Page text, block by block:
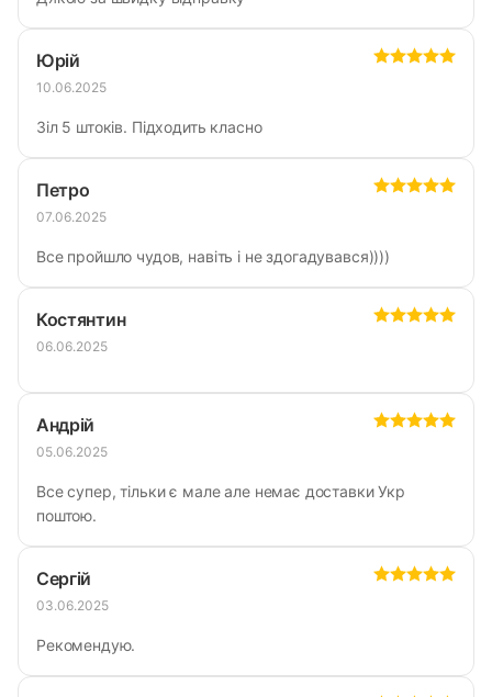
Юрій
10.06.2025
Зіл 5 штоків. Підходить класно
Петро
07.06.2025
Все пройшло чудов, навіть і не здогадувався))))
Костянтин
06.06.2025
Андрій
05.06.2025
Все супер, тільки є мале але немає доставки Укр
поштою.
Сергій
03.06.2025
Рекомендую.